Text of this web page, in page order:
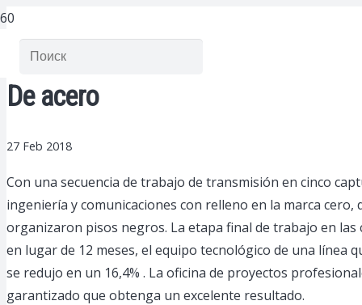
De acero
27 Feb 2018
Con una secuencia de trabajo de transmisión en cinco
ingeniería y comunicaciones con relleno en la marca
organizaron pisos negros. La etapa final de trabajo en
en lugar de 12 meses, el equipo tecnológico de una línea
se redujo en un 16,4% . La oficina de proyectos
garantizado que obtenga un excelente resultado.